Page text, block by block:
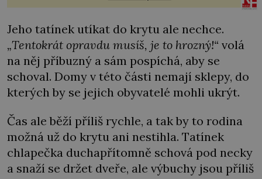
Jeho tatínek utíkat do krytu ale nechce.
„Tentokrát opravdu musíš, je to hrozný!“ volá
na něj příbuzný a sám pospíchá, aby se
schoval. Domy v této části nemají sklepy, do
kterých by se jejich obyvatelé mohli ukrýt.
Čas ale běží příliš rychle, a tak by to rodina
možná už do krytu ani nestihla. Tatínek
chlapečka duchapřítomně schová pod necky
a snaží se držet dveře, ale výbuchy jsou příliš